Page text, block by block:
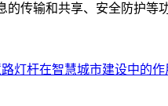
传输和共享、安全防护
灯杆在智慧城市建设中的作